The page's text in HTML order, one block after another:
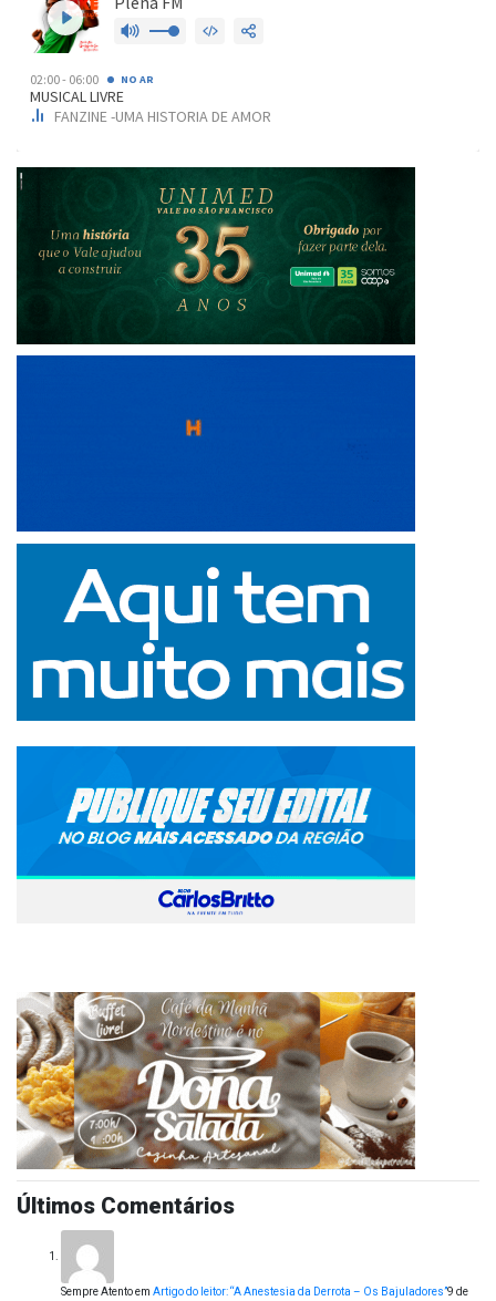
Últimos Comentários
Sempre Atentoem Artigo do leitor: “A Anestesia da Derrota – Os Bajuladores”9 de